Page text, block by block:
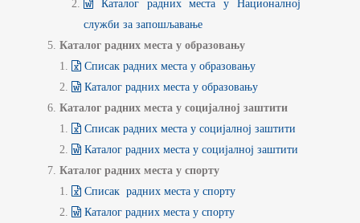
Каталог радних места у Националној
служби за запошљавање
Каталог радних места у образовању
Списак радних места у образовању
Каталог радних места у образовању
Каталог радних места у социјалној заштити
Списак радних места у социјалној заштити
Каталог радних места у социјалној заштити
Каталог радних места у спорту
Списак радних места у спорту
Каталог радних места у спорту